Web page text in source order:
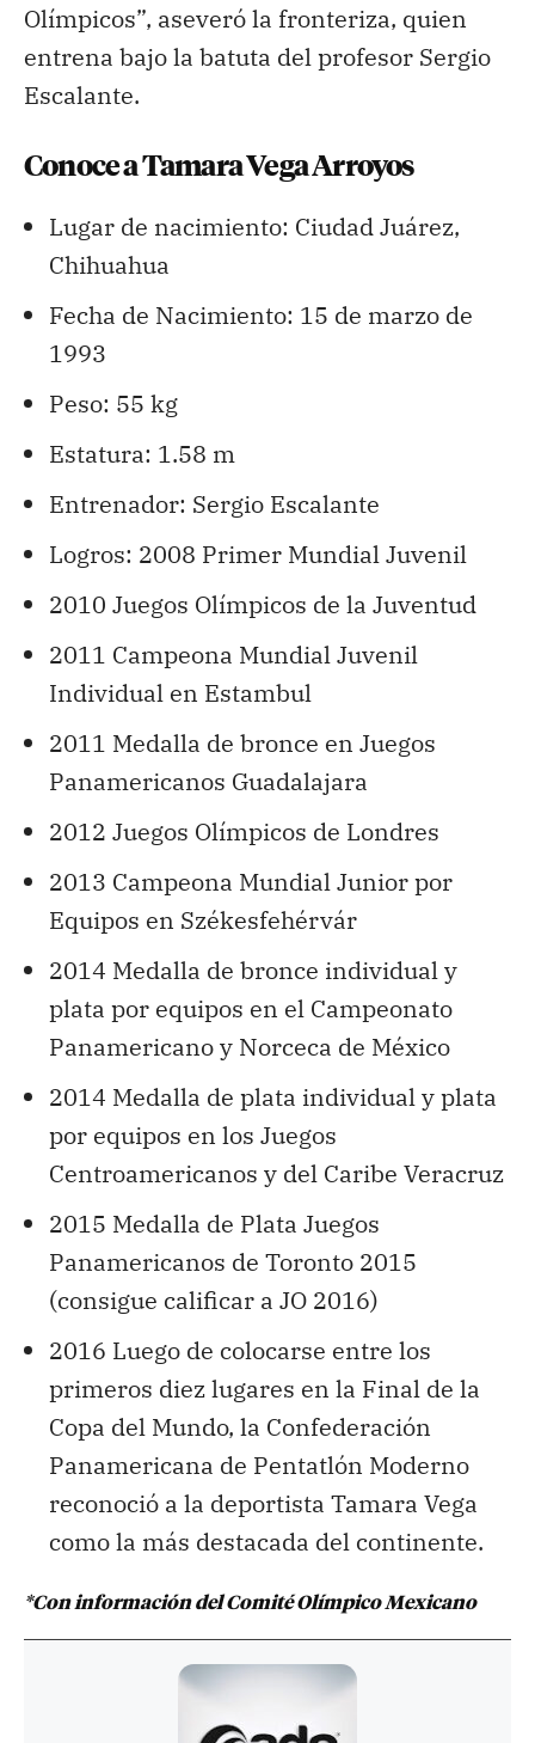
Olímpicos”, aseveró la fronteriza, quien
entrena bajo la batuta del profesor Sergio
Escalante.
Conoce a Tamara Vega Arroyos
Lugar de nacimiento: Ciudad Juárez,
Chihuahua
Fecha de Nacimiento: 15 de marzo de
1993
Peso: 55 kg
Estatura: 1.58 m
Entrenador: Sergio Escalante
Logros: 2008 Primer Mundial Juvenil
2010 Juegos Olímpicos de la Juventud
2011 Campeona Mundial Juvenil
Individual en Estambul
2011 Medalla de bronce en Juegos
Panamericanos Guadalajara
2012 Juegos Olímpicos de Londres
2013 Campeona Mundial Junior por
Equipos en Székesfehérvár
2014 Medalla de bronce individual y
plata por equipos en el Campeonato
Panamericano y Norceca de México
2014 Medalla de plata individual y plata
por equipos en los Juegos
Centroamericanos y del Caribe Veracruz
2015 Medalla de Plata Juegos
Panamericanos de Toronto 2015
(consigue calificar a JO 2016)
2016 Luego de colocarse entre los
primeros diez lugares en la Final de la
Copa del Mundo, la Confederación
Panamericana de Pentatlón Moderno
reconoció a la deportista Tamara Vega
como la más destacada del continente.
*Con información del Comité Olímpico Mexicano